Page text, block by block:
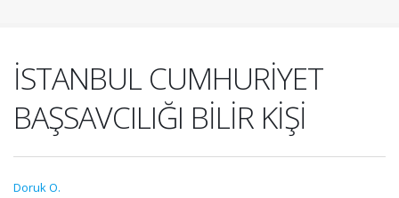
İSTANBUL CUMHURİYET
BAŞSAVCILIĞI BİLİR KİŞİ
Doruk O.